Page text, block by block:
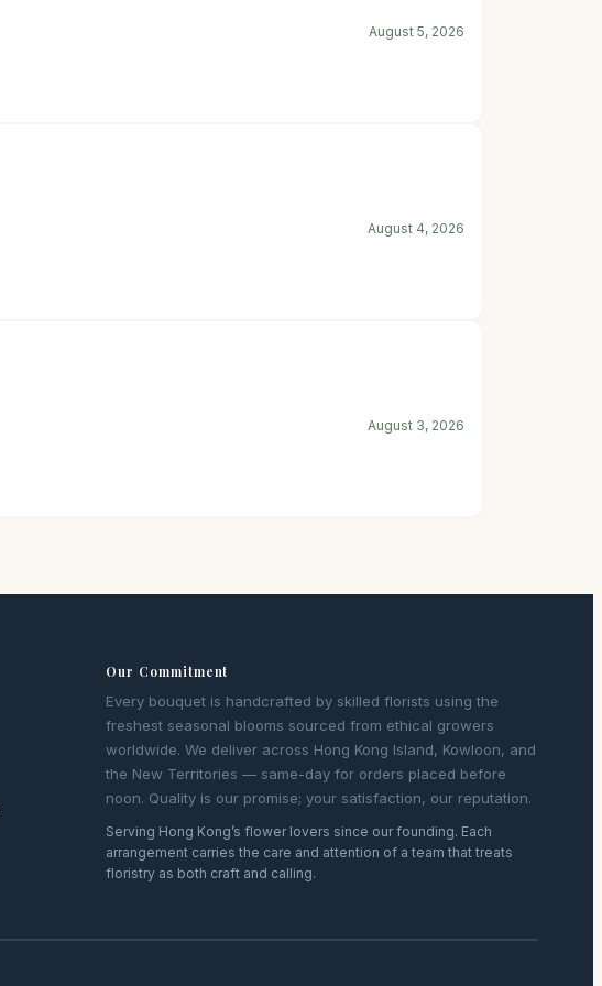
August 5, 2026
August 4, 2026
August 3, 2026
Our Commitment
Every bouquet is handcrafted by skilled florists using the
freshest seasonal blooms sourced from ethical growers
worldwide. We deliver across Hong Kong Island, Kowloon, and
the New Territories — same-day for orders placed before
noon. Quality is our promise; your satisfaction, our reputation.
Serving Hong Kong’s flower lovers since our founding. Each
arrangement carries the care and attention of a team that treats
floristry as both craft and calling.